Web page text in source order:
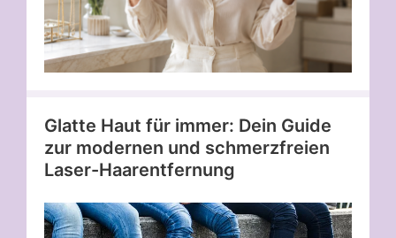
Glatte Haut für immer: Dein Guide
zur modernen und schmerzfreien
Laser-Haarentfernung